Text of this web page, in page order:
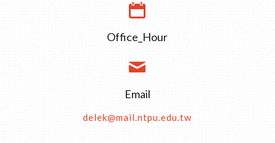
Office_Hour
Email
delek@mail.ntpu.edu.tw